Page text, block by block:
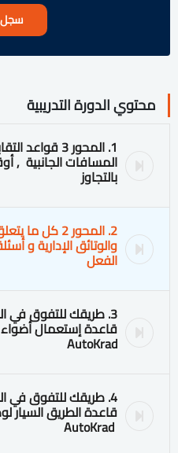
سجل
محتوي الدورة التدريبية
بالتجاوز
2. المحور 2 كل
والوتائق الإدارية و
الفعل
3. طريقك للتفوق في
قاعدة إستعمال أضواء
AutoKrad
4. طريقك للتفوق في
قاعدة الطريق السيار